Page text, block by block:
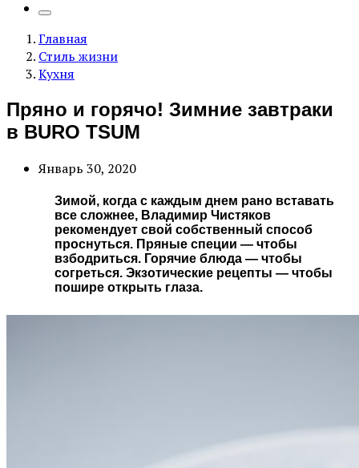
Главная
Стиль жизни
Кухня
Пряно и горячо! Зимние завтраки
в BURO TSUM
Январь 30, 2020
Зимой, когда с каждым днем рано вставать
все сложнее, Владимир Чистяков
рекомендует свой собственный способ
проснуться. Пряные специи — чтобы
взбодриться. Горячие блюда — чтобы
согреться. Экзотические рецепты — чтобы
пошире открыть глаза.